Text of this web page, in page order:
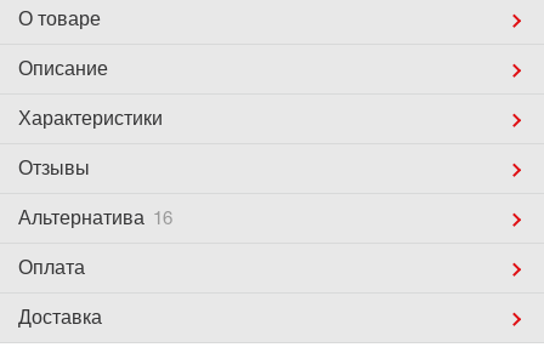
О товаре
Описание
Характеристики
Отзывы
Альтернатива 16
Оплата
Доставка